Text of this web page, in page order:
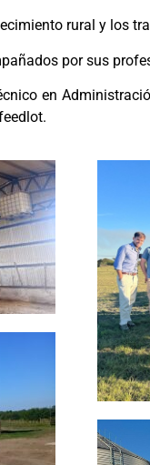
rural y los
por sus
en